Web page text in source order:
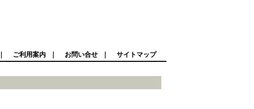
ご利用案内 お問い合せ サイトマップ